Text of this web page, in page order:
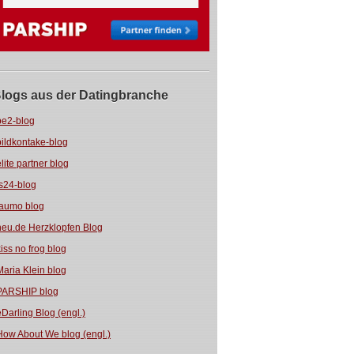
aus der Datingbranche
blog
blog
partner blog
blog
blog
Herzklopfen Blog
no frog blog
Klein blog
blog
Blog (engl.)
About We blog (engl.)